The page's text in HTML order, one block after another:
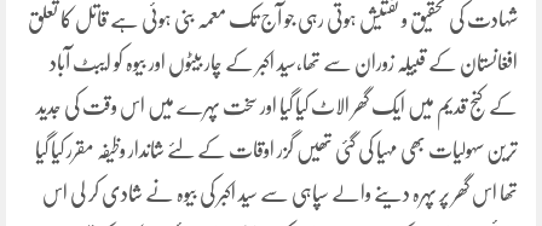
شہادت کی تحقیق و تفتیش ہوتی رہی جو آج تک معمہ بنی ہوئی ہے قاتل کا تعلق
افغانستان کے قبیلہ زوران سے تھا،سید اکبر کے چار بیٹوں اور بیوہ کو ایبٹ آباد
کے کنج قدیم میں ایک گھر الاٹ کیا گیا اور سخت پہرے میں اس وقت کی جدید
ترین سہولیات بھی مہیا کی گئی تھیں گزر اوقات کے لئے شاندار وظیفہ مقرر کیا گیا
تھا اس گھر پر پہرہ دینے والے سپاہی سے سید اکبر کی بیوہ نے شادی کر لی اس